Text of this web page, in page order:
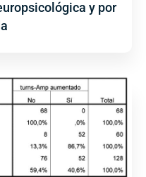
y por